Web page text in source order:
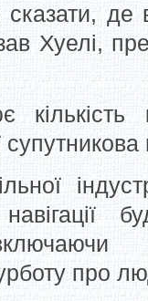
сказати,
Хуелі,
кількість
навігації
про